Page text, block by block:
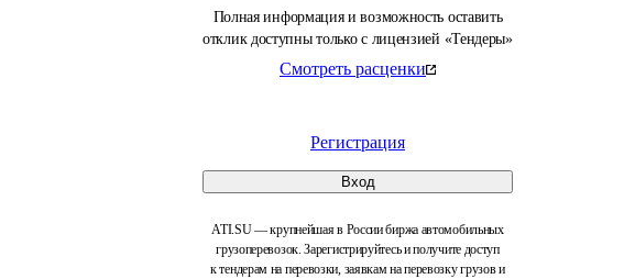
Полная информация и возможность оставить
отклик доступны только с лицензией «Тендеры»
Смотреть расценки
Регистрация
Вход
ATI.SU — крупнейшая в России биржа автомобильных
грузоперевозок. Зарегистрируйтесь и получите доступ
к тендерам на перевозки, заявкам на перевозку грузов и